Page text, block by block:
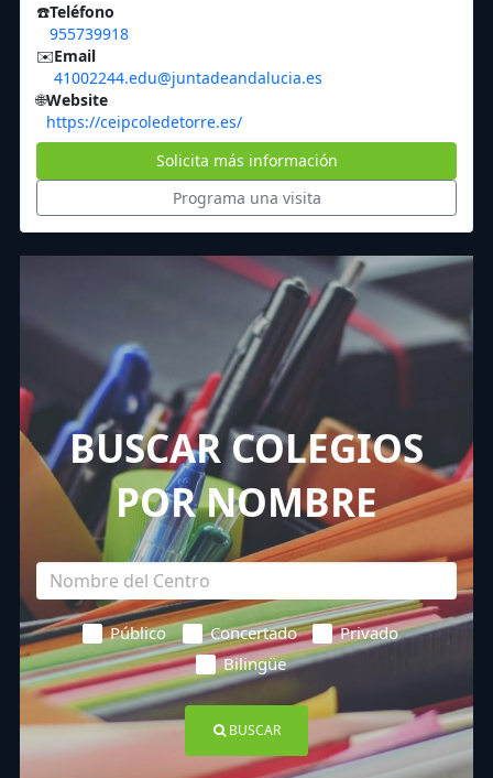
☎️Teléfono
955739918
✉️Email
41002244.edu@juntadeandalucia.es
🌐Website
https://ceipcoledetorre.es/
Solicita más información
Programa una visita
BUSCAR COLEGIOS
POR NOMBRE
Público Concertado
Privado
Bilingüe
BUSCAR